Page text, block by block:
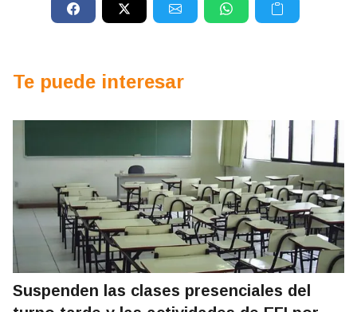
Te puede interesar
Suspenden las clases presenciales del